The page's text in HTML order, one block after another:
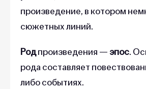
произведение, в котором
сюжетных линий.
Родпроизведения — эпос.
рода составляет
либо событиях.